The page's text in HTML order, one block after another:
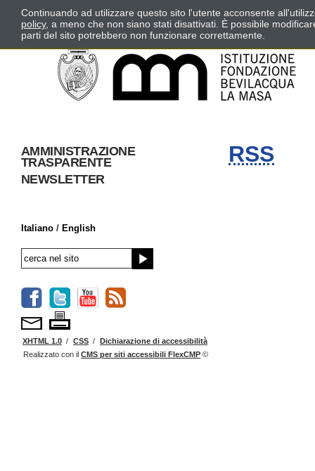
AMMINISTRAZIONE
TRASPARENTE
NEWSLETTER
Italiano / English
RSS
XHTML 1.0 / CSS / Dichiarazione di accessibilità
Realizzato con il CMS per siti accessibili FlexCMP ©
Continuando ad utilizzare questo sito l'utente acconsente
policy, a meno che non siano stati disattivati. È possibile
parti del sito potrebbero non funzionare correttamente.